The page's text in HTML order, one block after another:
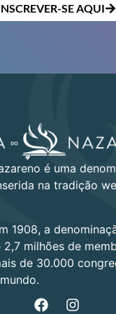
SE AQUI
é uma
na tradição
1908, a
milhões de
de 30.000